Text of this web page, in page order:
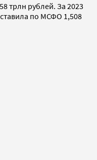
трлн рублей. За 2023
по МСФО 1,508